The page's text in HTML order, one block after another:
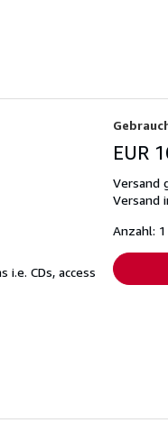
CDs, access
EUR
Versand
Versand
Anzahl: